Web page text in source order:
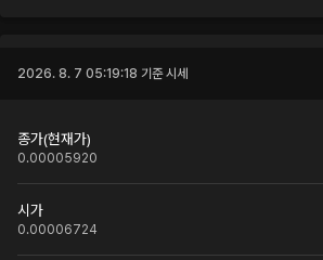
2026. 8. 7 05:19:18 기준 시세
종가(현재가)
0.00005920
시가
0.00006724